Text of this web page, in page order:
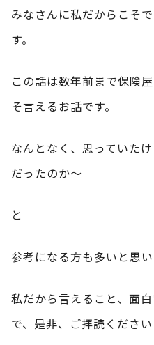
みなさんに私だからこそ
す。
この話は数年前まで保険
そ言えるお話です。
なんとなく、思っていた
だったのか～
と
参考になる方も多いと思い
私だから言えること、面
で、是非、ご拝読ください